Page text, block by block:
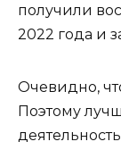
получили
2022 года и
Очевидно,
Поэтому